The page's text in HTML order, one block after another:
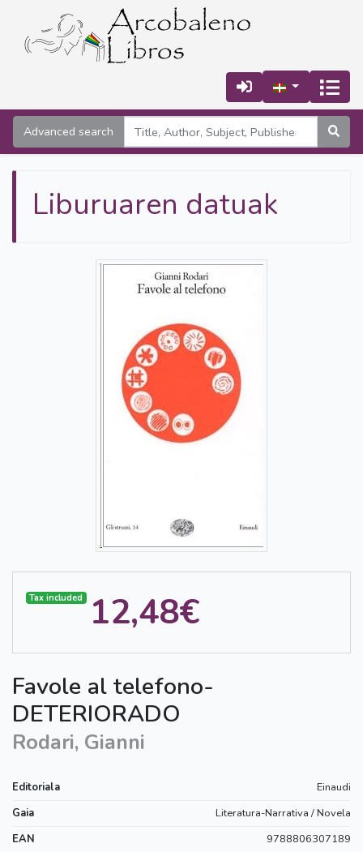
Advanced search
Liburuaren datuak
Favole al telefono-
DETERIORADO
Rodari, Gianni
Editoriala
Einaudi
Gaia
Literatura-Narrativa / Novela
EAN
9788806307189
Tax included 12,48€